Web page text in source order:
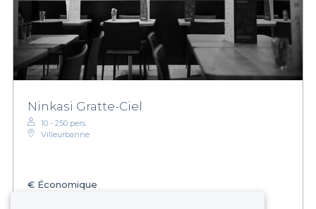
Ninkasi Gratte-Ciel
10 - 250 pers.
Villeurbanne
€ Économique